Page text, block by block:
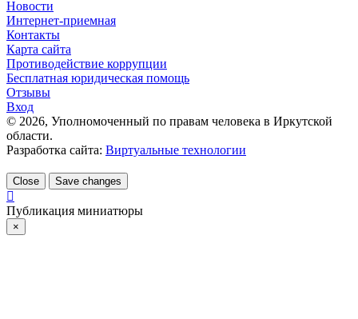
Новости
Интернет-приемная
Контакты
Карта сайта
Противодействие коррупции
Бесплатная юридическая помощь
Отзывы
Вход
© 2026, Уполномоченный по правам человека в Иркутской
области.
Разработка сайта: Виртуальные технологии
Close Save changes
Публикация миниатюры
×